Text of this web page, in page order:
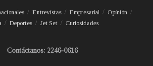
Entrevistas Empresarial
Opinión
Deportes Jet Set Curiosidades
Contáctanos: 2246-0616